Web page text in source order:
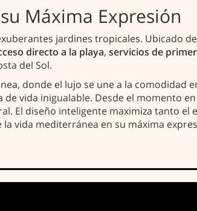
Máxima Expresión
jardines tropicales. Ubicado
directo a la playa, servicios de
del Sol.
donde el lujo se une a la comodidad
vida inigualable. Desde el momento
El diseño inteligente maximiza tanto el
vida mediterránea en su máxima